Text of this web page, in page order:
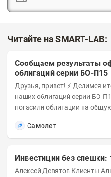
Читайте на SMART-LAB:
Сообщаем результаты
облигаций серии БО-П15
Друзья, привет! ⚡️ Делимся итогами оферты по выпуску
наших облигаций серии БО-
погасили облигации на
Самолет
Инвестиции без
Алексей Девятов Клиенты Альфа-Инвестиций могут